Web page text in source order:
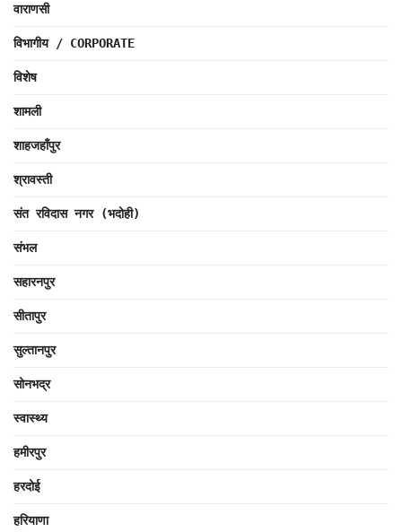
वाराणसी
विभागीय / CORPORATE
विशेष
शामली
शाहजहाँपुर
श्रावस्ती
संत रविदास नगर (भदोही)
संभल
सहारनपुर
सीतापुर
सुल्तानपुर
सोनभद्र
स्वास्थ्य
हमीरपुर
हरदोई
हरियाणा